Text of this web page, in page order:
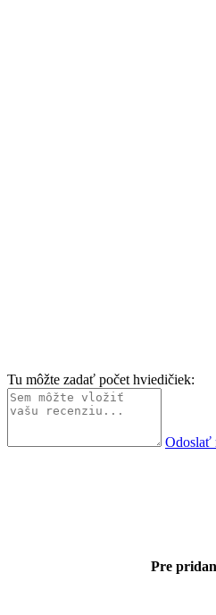
Tu môžte zadať počet hviedičiek:
Odoslať
Pre